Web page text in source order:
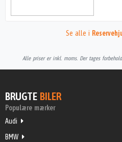
Se alle i
Alle priser er inkl. moms. Der tages
BRUGTE BILER
Populære mærker
Audi
BMW